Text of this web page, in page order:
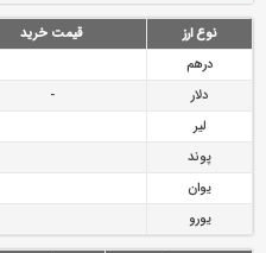
رازی
پیشگیری از سرقت های مجازی
نوع ارز قیمت خرید
درهم
دلار
-
لیر
پوند
یوان
یورو